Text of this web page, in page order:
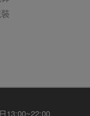
13:00~22:00